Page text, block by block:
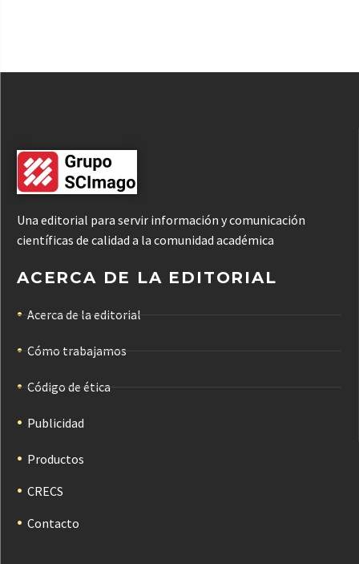
Una editorial para servir información y comunicación
científicas de calidad a la comunidad académica
ACERCA DE LA EDITORIAL
Acerca de la editorial
Cómo trabajamos
Código de ética
Publicidad
Productos
CRECS
Contacto